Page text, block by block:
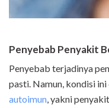
Penyebab Penyakit
Penyebab terjadinya
pasti. Namun, kondisi
autoimun, yakni